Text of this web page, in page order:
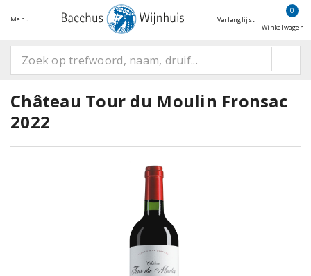
Menu Verlanglijst
0
Winkelwagen
Château Tour du Moulin Fronsac
2022